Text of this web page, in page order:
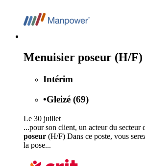
Menuisier poseur (H/F)
Intérim
•Gleizé (69)
Le 30 juillet
...pour son client, un acteur du secteur
poseur (H/F) Dans ce poste, vous
la pose...